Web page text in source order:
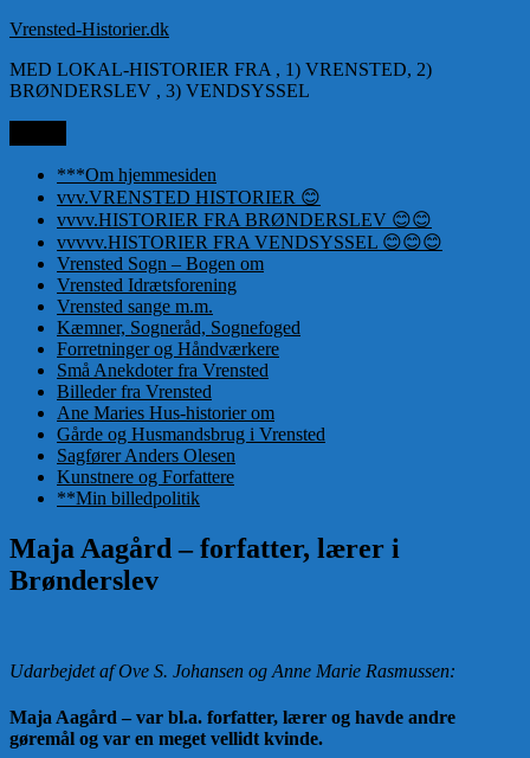
Videre
indhold
Vrensted-Historier.dk
MED LOKAL-HISTORIER FRA , 1) VRENSTED, 2)
BRØNDERSLEV , 3) VENDSYSSEL
***Om hjemmesiden
vvv.VRENSTED HISTORIER 😊
vvvv.HISTORIER FRA BRØNDERSLEV 😊😊
vvvvv.HISTORIER FRA VENDSYSSEL 😊😊😊
Vrensted Sogn – Bogen om
Vrensted Idrætsforening
Vrensted sange m.m.
Kæmner, Sogneråd, Sognefoged
Forretninger og Håndværkere
Små Anekdoter fra Vrensted
Billeder fra Vrensted
Ane Maries Hus-historier om
Gårde og Husmandsbrug i Vrensted
Sagfører Anders Olesen
Kunstnere og Forfattere
**Min billedpolitik
Maja Aagård – forfatter, lærer i
Brønderslev
Udarbejdet af Ove S. Johansen og Anne Marie Rasmussen:
Maja Aagård – var bl.a. forfatter, lærer og havde andre
gøremål og var en meget vellidt kvinde.